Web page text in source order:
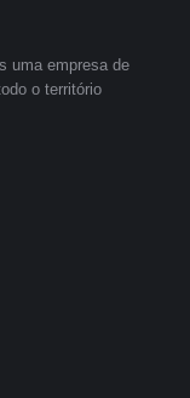
uma empresa de
o território